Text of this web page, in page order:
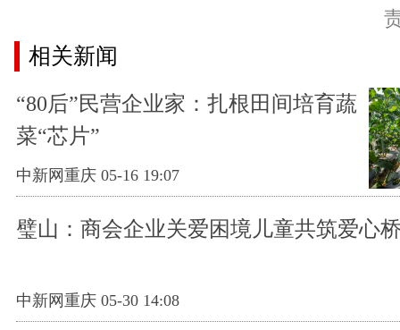
相关新闻
“80后”民营企业家：扎根田间培育蔬
菜“芯片”
中新网重庆 05-16 19:07
璧山：商会企业关爱困境儿童共筑爱心
中新网重庆 05-30 14:08